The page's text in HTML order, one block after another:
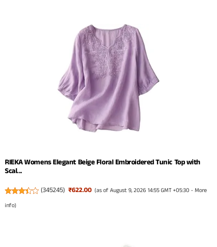
RIEKA Womens Elegant Beige Floral Embroidered Tunic Top with
Scal...
(345245) ₹622.00 (as of August 9, 2026 14:55 GMT +05:30 -More
info)